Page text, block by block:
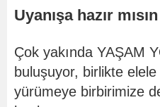
Uyanışa hazır
Çok yakında YAŞAM
buluşuyor, birlikte
yürümeye birbirimize